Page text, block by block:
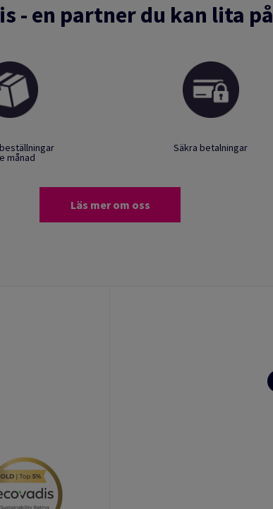
- en partner du kan lita på
månad
Säkra betalningar
Läs mer om oss